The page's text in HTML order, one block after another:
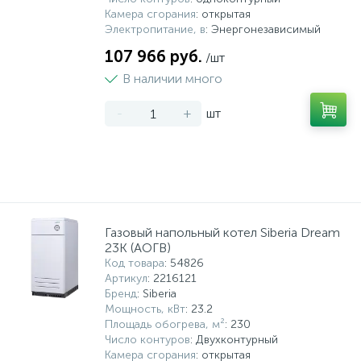
Камера сгорания: открытая
Электропитание, в: Энергонезависимый
107 966 руб. /шт
В наличии много
- + шт
Газовый напольный котел Siberia Dream
23К (АОГВ)
Код товара: 54826
Артикул: 2216121
Бренд: Siberia
Мощность, кВт: 23.2
Площадь обогрева, м²: 230
Число контуров: Двухконтурный
Камера сгорания: открытая